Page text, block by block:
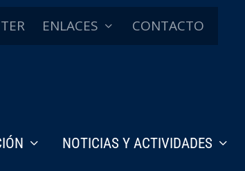
ENLACES CONTACTO
NOTICIAS Y ACTIVIDADES